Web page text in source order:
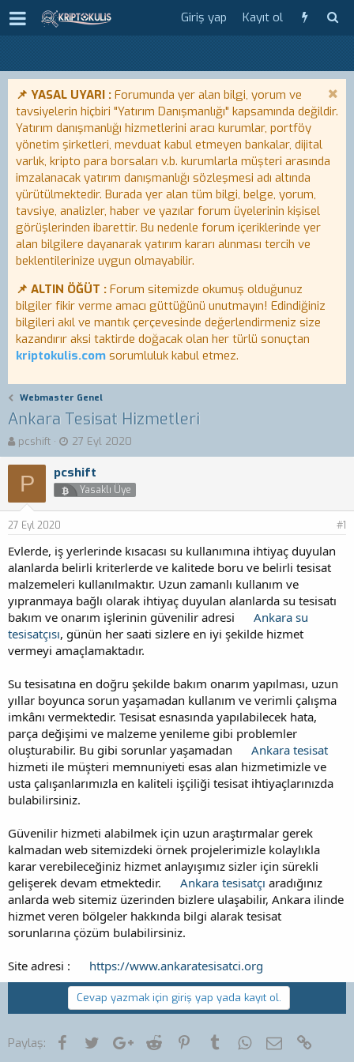
Giriş yap Kayıt ol
📌 YASAL UYARI : Forumunda yer alan bilgi, yorum ve
tavsiyelerin hiçbiri "Yatırım Danışmanlığı" kapsamında değildir.
Yatırım danışmanlığı hizmetlerini aracı kurumlar, portföy
yönetim şirketleri, mevduat kabul etmeyen bankalar, dijital
varlık, kripto para borsaları v.b. kurumlarla müşteri arasında
imzalanacak yatırım danışmanlığı sözleşmesi adı altında
yürütülmektedir. Burada yer alan tüm bilgi, belge, yorum,
tavsiye, analizler, haber ve yazılar forum üyelerinin kişisel
görüşlerinden ibarettir. Bu nedenle forum içeriklerinde yer
alan bilgilere dayanarak yatırım kararı alınması tercih ve
beklentilerinize uygun olmayabilir.
📌 ALTIN ÖĞÜT : Forum sitemizde okumuş olduğunuz
bilgiler fikir verme amacı güttüğünü unutmayın! Edindiğiniz
bilgileri akıl ve mantık çerçevesinde değerlendirmeniz size
kazandırır aksi taktirde doğacak olan her türlü sonuçtan
kriptokulis.com sorumluluk kabul etmez.
Webmaster Genel
Ankara Tesisat Hizmetleri
K
o
n
b
y
u
a
ş
l
a
t
a
n
pcshift
B
a
ş
l
a
n
ç
t
a
r
h
i
27 Eyl 2020
P pcshift
Yasaklı Üye
27 Eyl 2020 #1
Evlerde, iş yerlerinde kısacası su kullanımına ihtiyaç duyulan
alanlarda belirli kriterlerde ve kalitede boru ve belirli tesisat
malzemeleri kullanılmaktır. Uzun zamanlı kullanım ve
yıpranmaya bağlı olarak ihtiyaç duyulan alanlarda su tesisatı
bakım ve onarım işlerinin güvenilir adresi
Ankara su
tesisatçısı, günün her saati sizlere en iyi şekilde hizmet
vermeyi amaçlamaktadır.
Su tesisatına en doğru şekilde bakım onarım yapılması, uzun
yıllar boyunca sorun yaşamadan kullanım ve verimli çalışma
imkânı vermektedir. Tesisat esnasında yapılabilecek hata,
parça değişimi ve malzeme yenileme gibi problemler
oluşturabilir. Bu gibi sorunlar yaşamadan
Ankara tesisat
hizmeti ile müşteri memnuniyeti esas alan hizmetimizle ve
usta çalışanlarımızla en kaliteli işçiliği tesisat ihtiyaçlarınızda
bulabilirsiniz.
Güvenilir hizmeti alabilmek için uzun araştırmalar gerek
kalmadan web sitemizdeki örnek projelerimizle kolaylıkla
karar verebileceğiniz hizmet anlayışımız sizler için sürekli
gelişerek devam etmektedir.
Ankara tesisatçı aradığınız
anlarda web sitemiz üzerinden bizlere ulaşabilir, Ankara ilinde
hizmet veren bölgeler hakkında bilgi alarak tesisat
sorunlarına çözüm bulabilirsiniz.
Site adresi : https://www.ankaratesisatci.org
Cevap yazmak için giriş yap yada kayıt ol.
Paylaş: FacebookTwitterGoogle+
Reddit PinterestTumblrWhatsApp
E-posta